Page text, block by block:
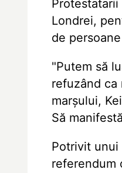
Londrei,
de
"Putem să
refuzând ca
marșului,
Să
Potrivit unui
referendum